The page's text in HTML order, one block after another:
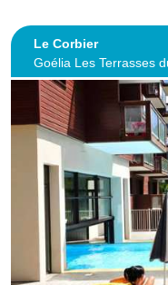
Le Corbier
Goélia Les Terrasses